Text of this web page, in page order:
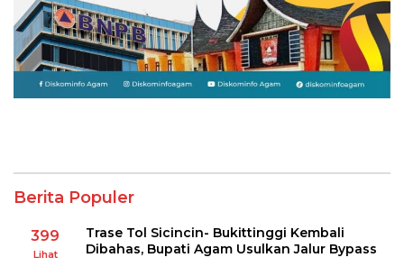
Berita Populer
399
Lihat
Trase Tol Sicincin- Bukittinggi Kembali
Dibahas, Bupati Agam Usulkan Jalur Bypass